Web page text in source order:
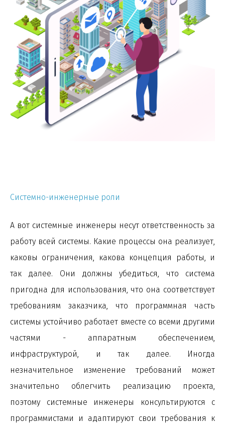
Системно-инженерные роли
А вот системные инженеры несут ответственность за
работу всей системы. Какие процессы она реализует,
каковы ограничения, какова концепция работы, и
так далее. Они должны убедиться, что система
пригодна для использования, что она соответствует
требованиям заказчика, что программная часть
системы устойчиво работает вместе со всеми другими
частями - аппаратным обеспечением,
инфраструктурой, и так далее. Иногда
незначительное изменение требований может
значительно облегчить реализацию проекта,
поэтому системные инженеры консультируются с
программистами и адаптируют свои требования к